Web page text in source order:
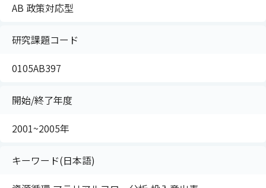
AB 政策対応型
研究課題コード
0105AB397
開始/終了年度
2001~2005年
キーワード(日本語)